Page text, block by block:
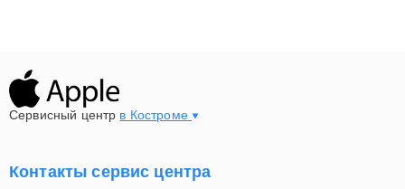
Сервисный центр в Костроме
Контакты сервис центра